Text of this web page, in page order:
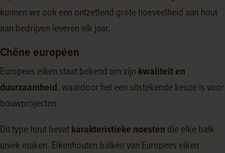
kunnen we ook een ontzettend grote hoeveelheid aan hout
aan bedrijven leveren elk jaar.
Chêne européen
Europees eiken staat bekend om zijn kwaliteit en
duurzaamheid, waardoor het een uitstekende keuze is voor
bouwprojecten.
Dit type hout bevatkarakteristieke noesten die elke balk
uniek maken. Eikenhouten balken van Europees eiken